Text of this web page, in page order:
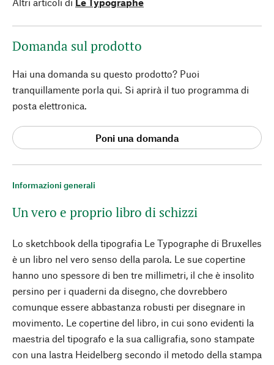
Informazioni generali
Un vero e proprio libro di schizzi
Lo sketchbook della tipografia Le Typographe di Bruxelles
è un libro nel vero senso della parola. Le sue copertine
hanno uno spessore di ben tre millimetri, il che è insolito
persino per i quaderni da disegno, che dovrebbero
comunque essere abbastanza robusti per disegnare in
movimento. Le copertine del libro, in cui sono evidenti la
maestria del tipografo e la sua calligrafia, sono stampate
con una lastra Heidelberg secondo il metodo della stampa
Domanda sul prodotto
Hai una domanda su questo prodotto? Puoi
tranquillamente porla qui. Si aprirà il tuo programma di
posta elettronica.
Poni una domanda